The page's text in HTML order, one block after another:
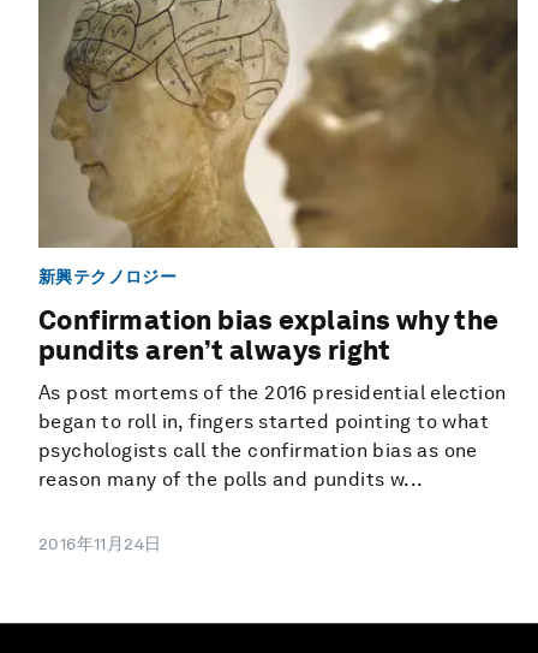
新興テクノロジー
Confirmation bias explains why the
pundits aren’t always right
As post mortems of the 2016 presidential election
began to roll in, fingers started pointing to what
psychologists call the confirmation bias as one
reason many of the polls and pundits w...
2016年11月24日